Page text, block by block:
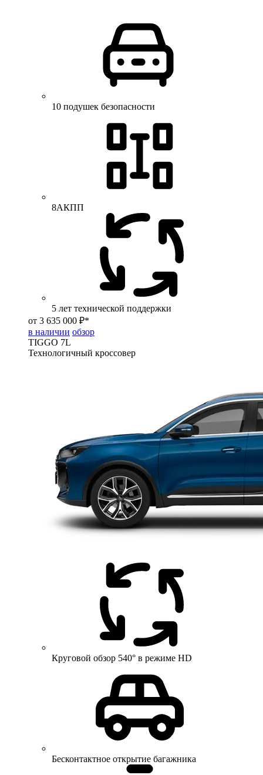
10 подушек безопасности
8АКПП
5 лет технической поддержки
от 3 635 000 ₽*
в наличии обзор
TIGGO 7L
Технологичный кроссовер
Круговой обзор 540° в режиме HD
Бесконтактное открытие багажника